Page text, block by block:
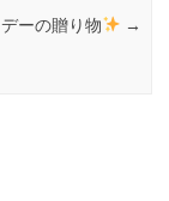
ーの贈り物 →